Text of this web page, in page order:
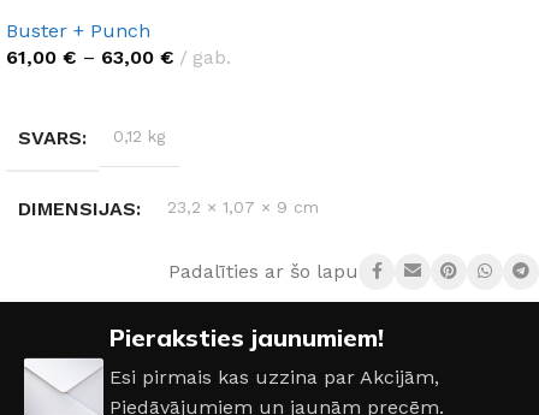
Buster + Punch
61,00 € – 63,00 € gab.
SVARS 0,12 kg
DIMENSIJAS 23,2 × 1,07 × 9 cm
Buster + Punch
Tērauds ,Balts , Misiņš ,Dūmota bronza
Padalīties ar šo lapu:
Pieraksties jaunumiem!
Esi pirmais kas uzzina par Akcijām,
Piedāvājumiem un jaunām precēm.